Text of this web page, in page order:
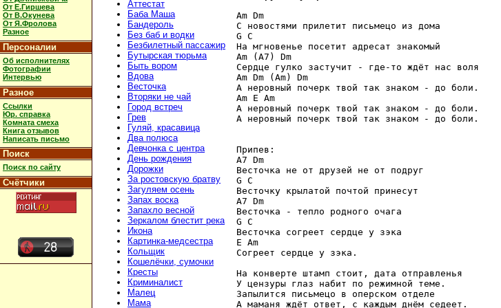
От Е.Гиршева
От В.Окунева
От Я.Фролова
Разное
Персоналии
Об исполнителях
Фотографии
Интервью
Разное
Ссылки
Юр. справка
Комната смеха
Книга отзывов
Написать письмо
Поиск
Поиск по сайту
Счётчики
Аттестат
Баба Маша
Бандероль
Без баб и водки
Безбилетный пассажир
Бутырская тюрьма
Быть вором
Вдова
Весточка
Вторяки не чай
Город встреч
Грев
Гуляй, красавица
Два полюса
Девчонка с центра
День рождения
Дорожки
За ростовскую братву
Загуляем осень
Запах воска
Запахло весной
Зеркалом блестит река
Икона
Картинка-медсестра
Кольщик
Кошелёчки, сумочки
Кресты
Криминалист
Малец
Мама
Am Dm
С новостями прилетит письмецо из дома
G C
На мгновенье посетит адресат знакомый
Am (A7) Dm
Сердце гулко застучит - где-то ждёт нас воля
Am Dm (Am) Dm
А неровный почерк твой так знаком - до боли.
Am E Am
А неровный почерк твой так знаком - до боли.
А неровный почерк твой так знаком - до боли.
Припев:
A7 Dm
Весточка не от друзей не от подруг
G C
Весточку крылатой почтой принесут
A7 Dm
Весточка - тепло родного очага
G C
Весточка согреет сердце у зэка
E Am
Согреет сердце у зэка.
На конверте штамп стоит, дата отправленья
У цензуры глаз набит по режимной теме.
Запылится письмецо в оперском отделе
А маманя ждёт ответ, с каждым днём седеет.